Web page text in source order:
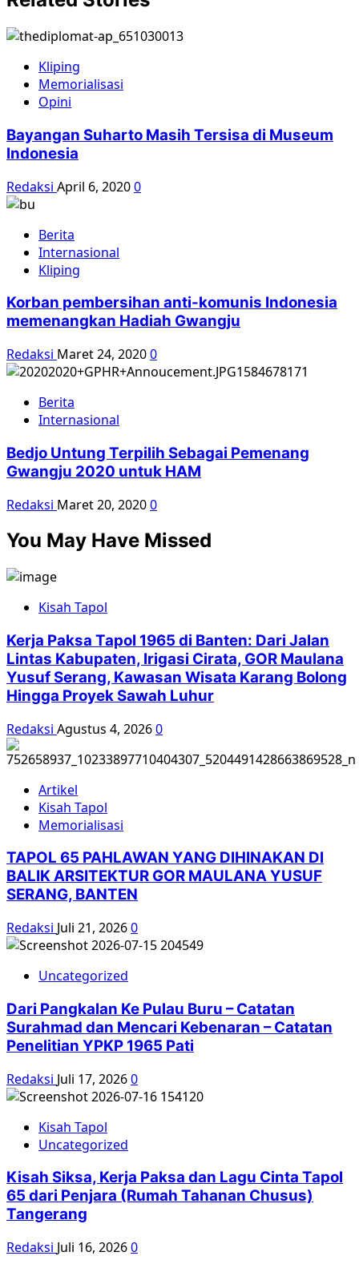
Kliping
Memorialisasi
Opini
Bayangan Suharto Masih Tersisa di Museum
Indonesia
Redaksi April 6, 20200
Berita
Internasional
Kliping
Korban pembersihan anti-komunis Indonesia
memenangkan Hadiah Gwangju
Redaksi Maret 24, 20200
Berita
Internasional
Bedjo Untung Terpilih Sebagai Pemenang
Gwangju 2020 untuk HAM
Redaksi Maret 20, 20200
You May Have Missed
Kisah Tapol
Kerja Paksa Tapol 1965 di Banten: Dari Jalan
Lintas Kabupaten, Irigasi Cirata, GOR Maulana
Yusuf Serang, Kawasan Wisata Karang Bolong
Hingga Proyek Sawah Luhur
Redaksi Agustus 4, 20260
Artikel
Kisah Tapol
Memorialisasi
TAPOL 65 PAHLAWAN YANG DIHINAKAN DI
BALIK ARSITEKTUR GOR MAULANA YUSUF
SERANG, BANTEN
Redaksi Juli 21, 20260
Uncategorized
Dari Pangkalan Ke Pulau Buru – Catatan
Surahmad dan Mencari Kebenaran – Catatan
Penelitian YPKP 1965 Pati
Redaksi Juli 17, 20260
Kisah Tapol
Uncategorized
Kisah Siksa, Kerja Paksa dan Lagu Cinta Tapol
65 dari Penjara (Rumah Tahanan Chusus)
Tangerang
Redaksi Juli 16, 20260